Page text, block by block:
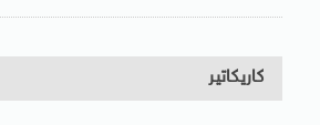
كاريكاتير